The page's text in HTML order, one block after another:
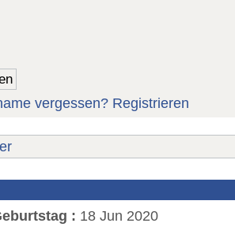
vergessen? Registrieren
: 18 Jun 2020